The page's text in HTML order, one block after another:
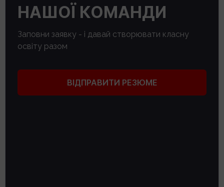
НАШОЇ КОМАНДИ
Заповни заявку - і давай створювати класну
освіту разом
ВІДПРАВИТИ РЕЗЮМЕ